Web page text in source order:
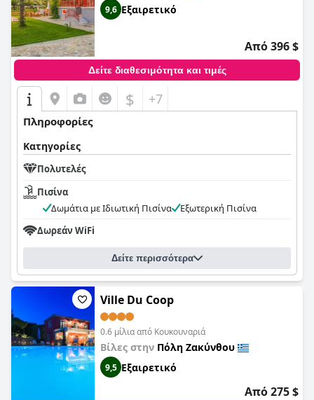
9,6 Εξαιρετικό
Από 396 $
Δείτε διαθεσιμότητα και τιμές
$ +7
Πληροφορίες
Κατηγορίες
Πολυτελές
Πισίνα
Δωμάτια με Ιδιωτική Πισίνα
Εξωτερική Πισίνα
Δωρεάν WiFi
Δείτε περισσότερα
Ville Du Coop
0.6 μίλια από Κουκουναριά
Βίλες στην Πόλη Ζακύνθου
9,5 Εξαιρετικό
Από 275 $